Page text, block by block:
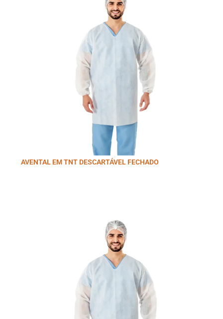
AVENTAL EM TNT DESCARTÁVEL FECHADO